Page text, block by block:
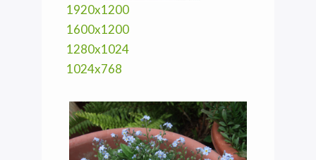
1920x1200
1600x1200
1280x1024
1024x768